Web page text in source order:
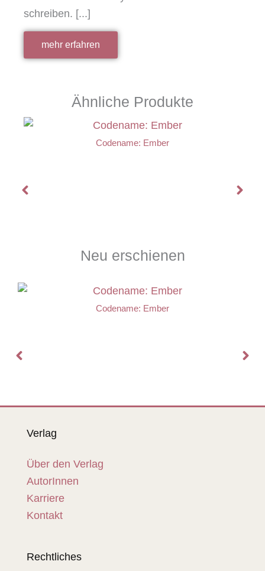
schreiben. [...]
mehr erfahren
Ähnliche Produkte
Codename: Ember
Neu erschienen
Codename: Ember
Verlag
Über den Verlag
AutorInnen
Karriere
Kontakt
Rechtliches